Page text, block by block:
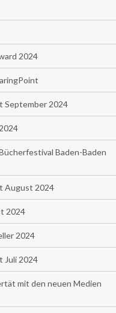
2024
September 2024
Baden-Baden
August 2024
2024
2024
Juli 2024
mit den neuen Medien